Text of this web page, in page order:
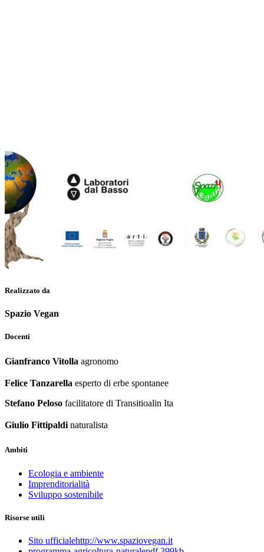
Realizzato da
Spazio Vegan
Docenti
Gianfranco Vitolla agronomo
Felice Tanzarella esperto di erbe spontanee
Stefano Peloso facilitatore di Transitioalin Ita
Giulio Fittipaldi naturalista
Ambiti
Ecologia e ambiente
Imprenditorialità
Sviluppo sostenibile
Risorse utili
Sito ufficialehttp://www.spaziovegan.it